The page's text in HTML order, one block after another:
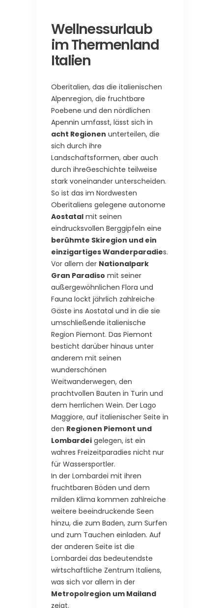
Wellnessurlaub
im Thermenland
Italien
Oberitalien, das die italienischen
Alpenregion, die fruchtbare
Poebene und den nördlichen
Apennin umfasst, lässt sich in
acht Regionen unterteilen, die
sich durch ihre
Landschaftsformen, aber auch
durch ihreGeschichte teilweise
stark voneinander unterscheiden.
So ist das im Nordwesten
Oberitaliens gelegene autonome
Aostatal mit seinen
eindrucksvollen Berggipfeln eine
berühmte Skiregion und ein
einzigartiges Wanderparadies.
Vor allem der Nationalpark
Gran Paradiso mit seiner
außergewöhnlichen Flora und
Fauna lockt jährlich zahlreiche
Gäste ins Aostatal und in die sie
umschließende italienische
Region Piemont. Das Piemont
besticht darüber hinaus unter
anderem mit seinen
wunderschönen
Weitwanderwegen, den
prachtvollen Bauten in Turin und
dem herrlichen Wein. Der Lago
Maggiore, auf italienischer Seite in
den Regionen Piemont und
Lombardei gelegen, ist ein
wahres Freizeitparadies nicht nur
für Wassersportler.
In der Lombardei mit ihren
fruchtbaren Böden und dem
milden Klima kommen zahlreiche
weitere beeindruckende Seen
hinzu, die zum Baden, zum Surfen
und zum Tauchen einladen. Auf
der anderen Seite ist die
Lombardei das bedeutendste
wirtschaftliche Zentrum Italiens,
was sich vor allem in der
Metropolregion um Mailand
zeigt.